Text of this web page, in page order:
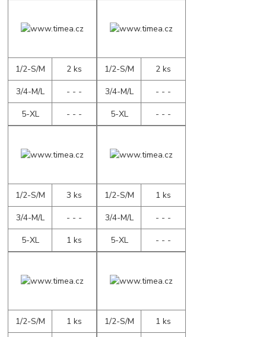
1/2-S/M
2 ks
3/4-M/L
- - -
5-XL
- - -
1/2-S/M
2 ks
3/4-M/L
- - -
5-XL
- - -
1/2-S/M
3 ks
3/4-M/L
- - -
5-XL
1 ks
1/2-S/M
1 ks
3/4-M/L
- - -
5-XL
- - -
1/2-S/M
1 ks
1/2-S/M
1 ks